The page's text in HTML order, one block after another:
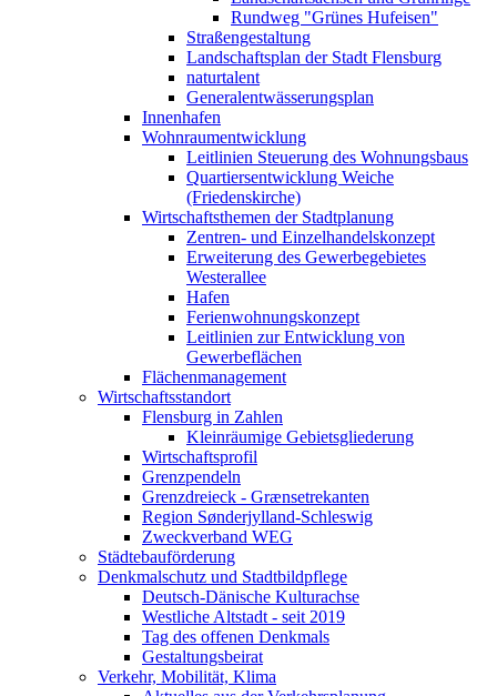
Rundweg "Grünes Hufeisen"
Straßengestaltung
Landschaftsplan der Stadt Flensburg
naturtalent
Generalentwässerungsplan
Innenhafen
Wohnraumentwicklung
Leitlinien Steuerung des Wohnungsbaus
Quartiersentwicklung Weiche
(Friedenskirche)
Wirtschaftsthemen der Stadtplanung
Zentren- und Einzelhandelskonzept
Erweiterung des Gewerbegebietes
Westerallee
Hafen
Ferienwohnungskonzept
Leitlinien zur Entwicklung von
Gewerbeflächen
Flächenmanagement
Wirtschaftsstandort
Flensburg in Zahlen
Kleinräumige Gebietsgliederung
Wirtschaftsprofil
Grenzpendeln
Grenzdreieck - Grænsetrekanten
Region Sønderjylland-Schleswig
Zweckverband WEG
Städtebauförderung
Denkmalschutz und Stadtbildpflege
Deutsch-Dänische Kulturachse
Westliche Altstadt - seit 2019
Tag des offenen Denkmals
Gestaltungsbeirat
Verkehr, Mobilität, Klima